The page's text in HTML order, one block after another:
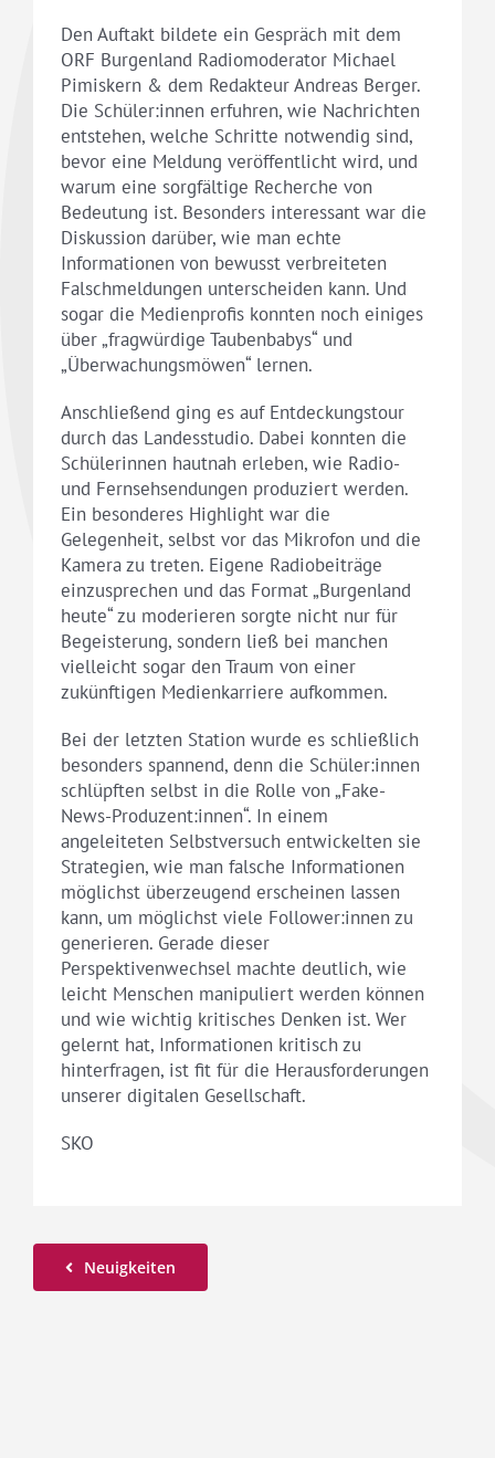
Den Auftakt bildete ein Gespräch mit dem
ORF Burgenland Radiomoderator Michael
Pimiskern & dem Redakteur Andreas Berger.
Die Schüler:innen erfuhren, wie Nachrichten
entstehen, welche Schritte notwendig sind,
bevor eine Meldung veröffentlicht wird, und
warum eine sorgfältige Recherche von
Bedeutung ist. Besonders interessant war die
Diskussion darüber, wie man echte
Informationen von bewusst verbreiteten
Falschmeldungen unterscheiden kann. Und
sogar die Medienprofis konnten noch einiges
über „fragwürdige Taubenbabys“ und
„Überwachungsmöwen“ lernen.
Anschließend ging es auf Entdeckungstour
durch das Landesstudio. Dabei konnten die
Schülerinnen hautnah erleben, wie Radio-
und Fernsehsendungen produziert werden.
Ein besonderes Highlight war die
Gelegenheit, selbst vor das Mikrofon und die
Kamera zu treten. Eigene Radiobeiträge
einzusprechen und das Format „Burgenland
heute“ zu moderieren sorgte nicht nur für
Begeisterung, sondern ließ bei manchen
vielleicht sogar den Traum von einer
zukünftigen Medienkarriere aufkommen.
Bei der letzten Station wurde es schließlich
besonders spannend, denn die Schüler:innen
schlüpften selbst in die Rolle von „Fake-
News-Produzent:innen“. In einem
angeleiteten Selbstversuch entwickelten sie
Strategien, wie man falsche Informationen
möglichst überzeugend erscheinen lassen
kann, um möglichst viele Follower:innen zu
generieren. Gerade dieser
Perspektivenwechsel machte deutlich, wie
leicht Menschen manipuliert werden können
und wie wichtig kritisches Denken ist. Wer
gelernt hat, Informationen kritisch zu
hinterfragen, ist fit für die Herausforderungen
unserer digitalen Gesellschaft.
SKO
Neuigkeiten